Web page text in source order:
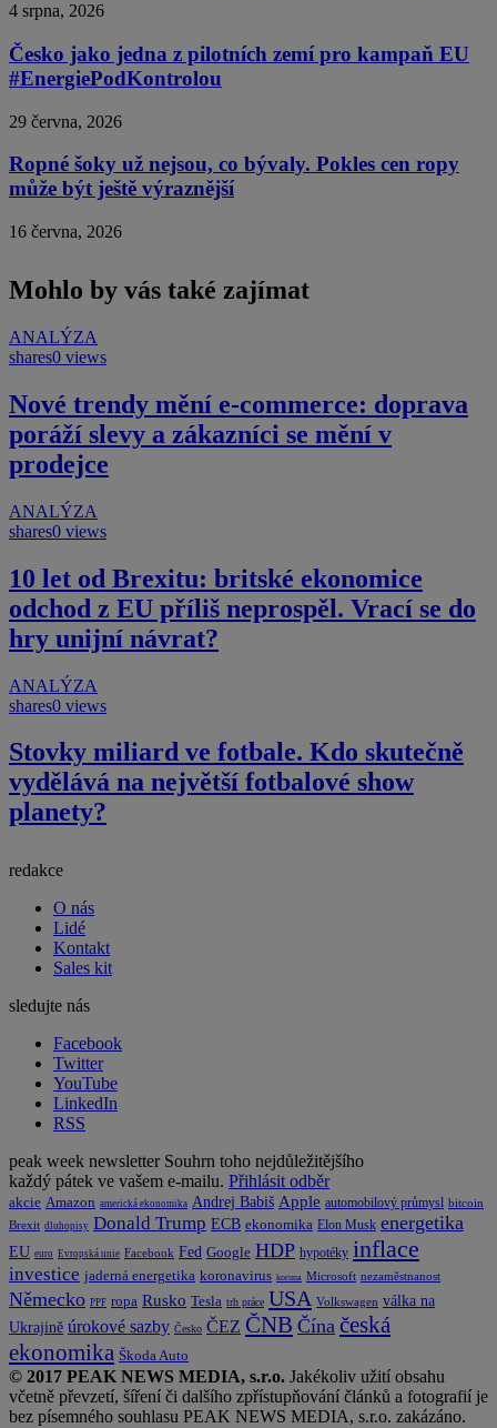
4 srpna, 2026
Česko jako jedna z pilotních zemí pro kampaň EU
#EnergiePodKontrolou
29 června, 2026
Ropné šoky už nejsou, co bývaly. Pokles cen ropy
může být ještě výraznější
16 června, 2026
Mohlo by vás také zajímat
ANALÝZA
shares0 views
Nové trendy mění e-commerce: doprava
poráží slevy a zákazníci se mění v
prodejce
ANALÝZA
shares0 views
10 let od Brexitu: britské ekonomice
odchod z EU příliš neprospěl. Vrací se do
hry unijní návrat?
ANALÝZA
shares0 views
Stovky miliard ve fotbale. Kdo skutečně
vydělává na největší fotbalové show
planety?
redakce
O nás
Lidé
Kontakt
Sales kit
sledujte nás
Facebook
Twitter
YouTube
LinkedIn
RSS
peak week newsletter Souhrn toho nejdůležitějšího
každý pátek ve vašem e-mailu. Přihlásit odběr
akcie Amazon americká ekonomika Andrej Babiš Apple automobilový průmysl bitcoin
Brexit dluhopisy Donald Trump ECB ekonomika Elon Musk energetika
EU euro Evropská unie Facebook Fed Google HDP hypotéky inflace
investice jaderná energetika koronavirus koruna Microsoft nezaměstnanost
Německo PPF ropa Rusko Tesla trh práce USA Volkswagen válka na
Ukrajině úrokové sazby Česko ČEZ ČNB Čína česká
ekonomika Škoda Auto
© 2017 PEAK NEWS MEDIA, s.r.o. Jakékoliv užití obsahu
včetně převzetí, šíření či dalšího zpřístupňování článků a fotografií je
bez písemného souhlasu PEAK NEWS MEDIA, s.r.o. zakázáno.